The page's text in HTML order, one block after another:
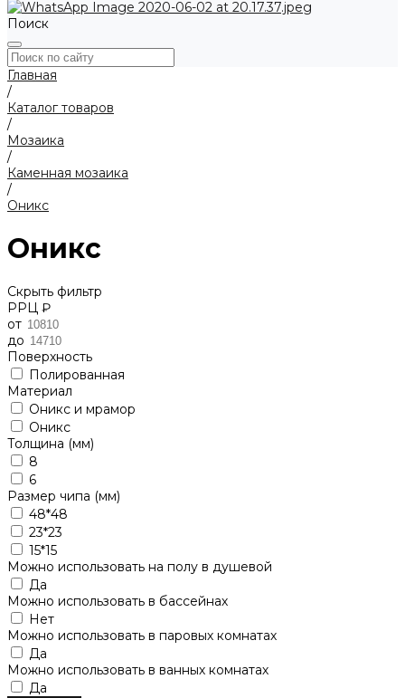
Поиск
Главная
/
Каталог товаров
/
Мозаика
/
Каменная мозаика
/
Оникс
Оникс
Скрыть фильтр
РРЦ ₽
от
до
Поверхность
Полированная
Материал
Оникс и мрамор
Оникс
Толщина (мм)
8
6
Размер чипа (мм)
48*48
23*23
15*15
Можно использовать на полу в душевой
Да
Можно использовать в бассейнах
Нет
Можно использовать в паровых комнатах
Да
Можно использовать в ванных комнатах
Да